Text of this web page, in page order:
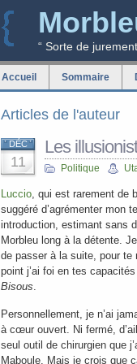
“ Sorte de
Accueil Sommaire
Articles de l'auteur
DÉC
11
Les
Politique
Luccio, qui est rarement de
suggéré d’agrémenter mon
introduction, estimant sans
Morbleu long à la détente.
de passer à la suite, pour te
point j’ai foi en tes
Bisous.
Personnellement, je n’ai
à cœur ouvert. Ni fermé,
seul outil de chirurgien que
Maboule. Mais je crois que